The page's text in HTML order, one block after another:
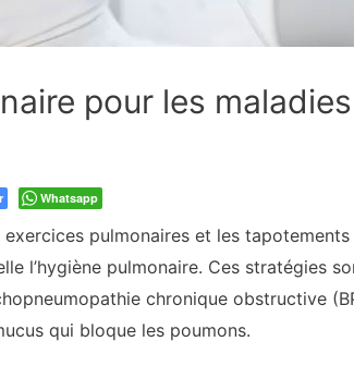
pour les
Whatsapp
pulmonaires et les
l’hygiène pulmonaire. Ces stratégies
chronique obstructive
qui bloque les poumons.